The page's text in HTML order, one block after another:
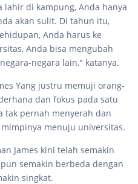
lahir di kampung, Anda hanya
akan sulit. Di tahun itu,
Anda harus ke
Anda bisa mengubah
negara lain," katanya.
Yang justru memuji orang-
dan fokus pada satu
tak pernah menyerah dan
menuju universitas.
James kini telah semakin
semakin berbeda dengan
singkat.